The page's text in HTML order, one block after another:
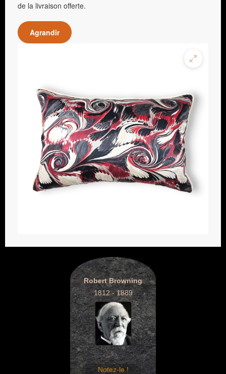
de la livraison offerte.
Agrandir
Robert Browning
1812 - 1889
Notez-le !